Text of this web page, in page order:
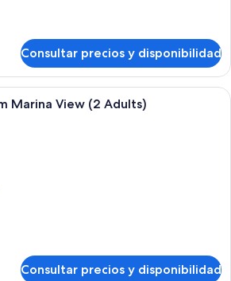
Consultar precios y disponibilidad
Un balcón con mesa y sillas, un
Marina View (2 Adults)
Consultar precios y disponibilidad